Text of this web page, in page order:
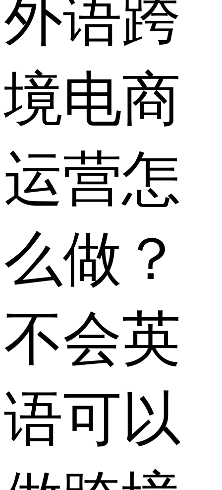
外语跨
境电商
运营怎
么做？
不会英
语可以